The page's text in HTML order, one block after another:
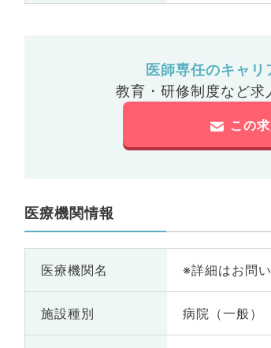
医師専任のキャリ
教育・研修制度など求
この
医療機関情報
医療機関名 ※詳細はお問
施設種別 病院（一般）